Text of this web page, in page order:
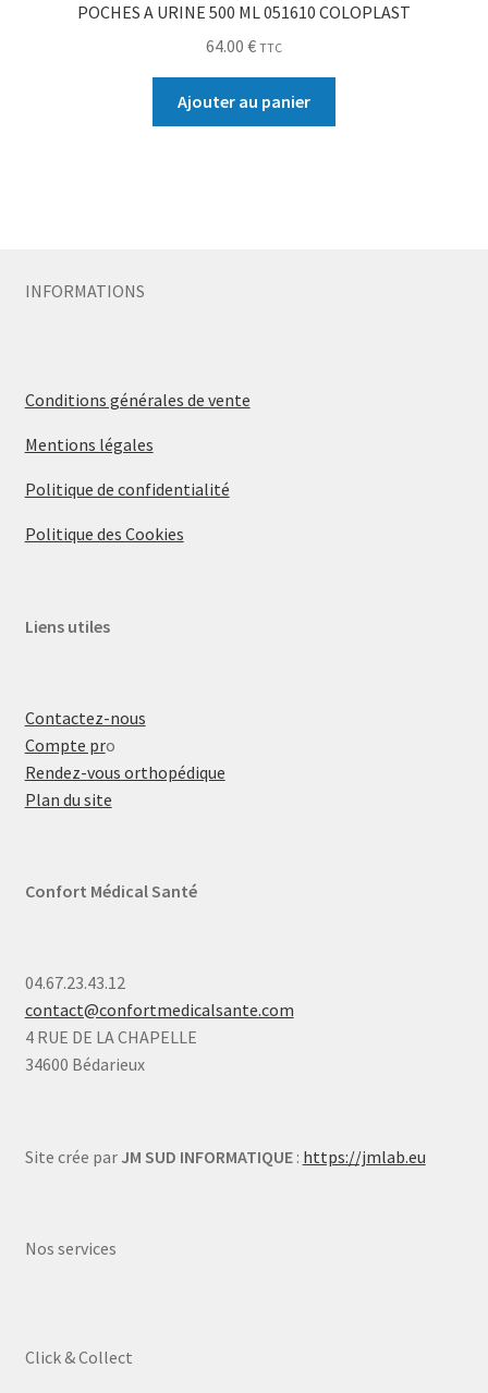
POCHES A URINE 500 ML 051610 COLOPLAST
64.00 € TTC
Ajouter au panier
INFORMATIONS
Conditions générales de vente
Mentions légales
Politique de confidentialité
Politique des Cookies
Liens utiles
Contactez-nous
Compte pro
Rendez-vous orthopédique
Plan du site
Confort Médical Santé
04.67.23.43.12
contact@confortmedicalsante.com
4 RUE DE LA CHAPELLE
34600 Bédarieux
Site crée par JM SUD INFORMATIQUE: https://jmlab.eu
Nos services
Click & Collect